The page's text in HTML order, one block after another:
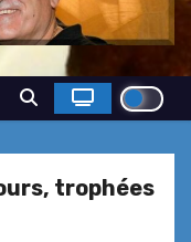
trophées